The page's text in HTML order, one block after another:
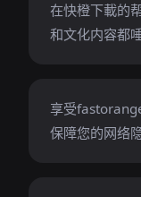
在快橙下載的
和文化内容都
享受
保障您的网络